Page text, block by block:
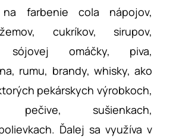
farbenie cola nápojov,
cukríkov, sirupov,
sójovej omáčky, piva,
rumu, brandy, whisky, ako
pekárskych výrobkoch,
pečive, sušienkach,
Ďalej sa využíva v